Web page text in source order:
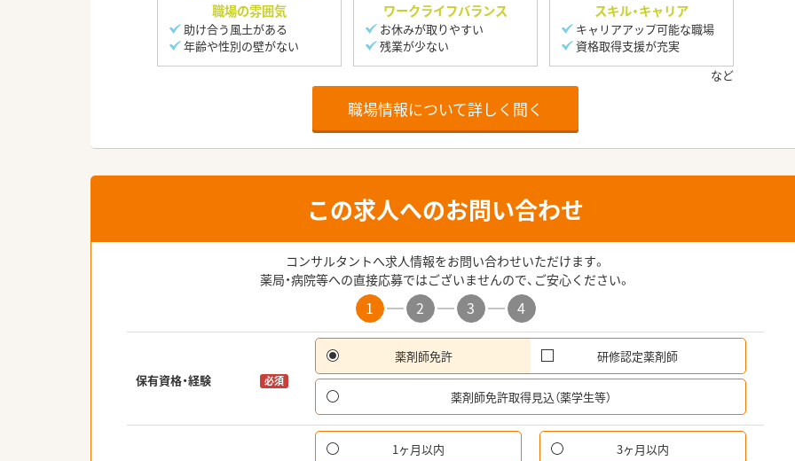
職場の雰囲気
助け合う風土がある
年齢や性別の壁がない
ワークライフバランス
お休みが取りやすい
残業が少ない
スキル・キャリア
キャリアアップ可能な職場
資格取得支援が充実
職場情報について詳しく聞く
この求人へのお問い合わせ
コンサルタントへ求人情報をお問い合わせいただけます。
薬局・病院等への直接応募ではございませんので、ご安心ください。
1 2 3 4
保有資格・経験 必須
薬剤師免許 研修認定薬剤師
薬剤師免許取得見込（薬学生等）
1ヶ月以内 3ヶ月以内